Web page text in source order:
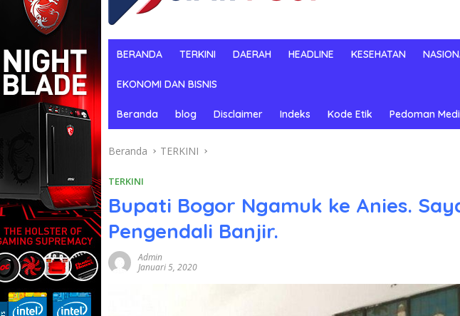
BERANDA TERKINI DAERAH HEADLINE KESEHATAN
EKONOMI DAN BISNIS
Beranda blog Disclaimer Indeks Kode Etik Pedoman
Beranda TERKINI
TERKINI
Bupati Bogor Ngamuk ke Anies.
Pengendali Banjir.
Admin
Januari 5, 2020